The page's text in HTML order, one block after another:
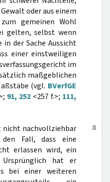
oder aus einem
gemeinen Wohl
gelten, selbst wenn
in der Sache Aussicht
einer einstweiligen
im
maßgeblichen
(vgl. BVerfGE
91, 252<257 f.>; 111,
8
nicht nachvollziehbar
Fall, dass eine
erlassen wird, ein
hat er
bei einer weiteren